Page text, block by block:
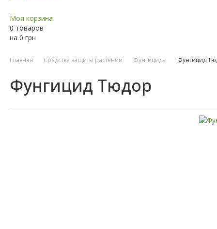
Моя корзина
0 товаров
на 0 грн
Главная Средства защиты растений Фунгициды Фунгицид
Фунгицид Тюдор